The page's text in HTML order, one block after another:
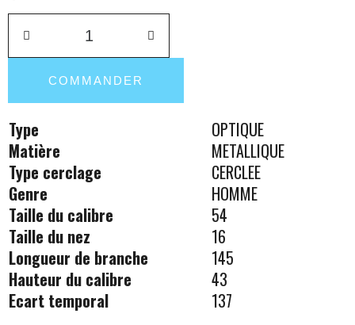
COMMANDER
Type
OPTIQUE
Matière
METALLIQUE
Type cerclage
CERCLEE
Genre
HOMME
Taille du calibre
54
Taille du nez
16
Longueur de branche
145
Hauteur du calibre
43
Ecart temporal
137